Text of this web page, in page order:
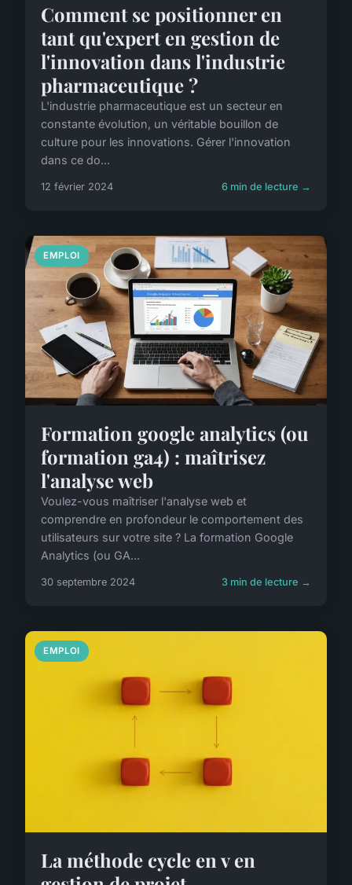
Comment se positionner en
tant qu'expert en gestion de
l'innovation dans l'industrie
pharmaceutique ?
L'industrie pharmaceutique est un secteur en
constante évolution, un véritable bouillon de
culture pour les innovations. Gérer l'innovation
dans ce do...
12 février 2024 6 min de lecture →
EMPLOI
Formation google analytics (ou
formation ga4) : maîtrisez
l'analyse web
Voulez-vous maîtriser l'analyse web et
comprendre en profondeur le comportement des
utilisateurs sur votre site ? La formation Google
Analytics (ou GA...
30 septembre 2024 3 min de lecture →
EMPLOI
La méthode cycle en v en